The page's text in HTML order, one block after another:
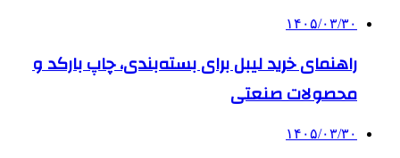
۱۴۰۵/۰۳/۳۰
راهنمای خرید لیبل برای بسته‌بندی، چاپ بارکد و
محصولات صنعتی
۱۴۰۵/۰۳/۳۰